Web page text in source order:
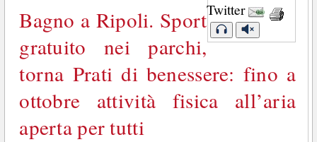
Twitter
Bagno a Ripoli. Sport
gratuito nei parchi,
torna Prati di benessere: fino a
ottobre attività fisica all’aria
aperta per tutti